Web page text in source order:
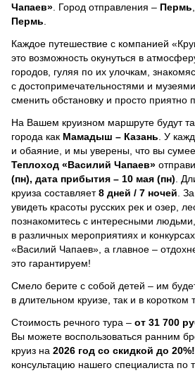
Чапаев» . Город отправления – Пермь
Пермь
Каждое путешествие с компанией
это возможность окунуться в
городов, гуляя по их улочкам,
с достопримечательностями и
сменить обстановку и просто приятно
На Вашем круизном маршруте будут
города как Мамадыш – Казань . У
и обаяние, и мы уверены, что вы
Теплоход «Василий Чапаев»
(пн), дата прибытия – 10 мая (пн) .
круиза составляет8 дней / 7 ночей
увидеть красоты русских рек и озер,
познакомитесь с интересными людьми,
в различных мероприятиях и
«Василий Чапаев», а главное –
это гарантируем!
Смело берите с собой детей – им
в длительном круизе, так и в коротком
Стоимость речного тура – от 31 700
Вы можете воспользоваться ранним
круиз на 2026 год со скидкой до 20%!
консультацию нашего специалиста по